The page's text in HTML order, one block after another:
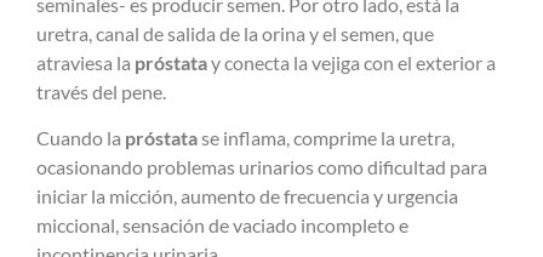
uretra, canal de salida de la orina y el semen, que
atraviesa la próstatay conecta la vejiga con el exterior a
través del pene.
Cuando la próstatase inflama, comprime la uretra,
ocasionando problemas urinarios como dificultad para
iniciar la micción, aumento de frecuencia y urgencia
miccional, sensación de vaciado incompleto e